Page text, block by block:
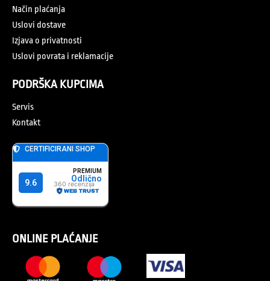
Način plaćanja
Uslovi dostave
Izjava o privatnosti
Uslovi povrata i reklamacije
PODRŠKA KUPCIMA
Servis
Kontakt
ONLINE PLAĆANJE